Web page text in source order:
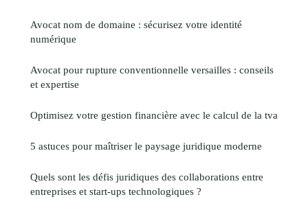
Avocat nom de domaine : sécurisez votre identité
numérique
Avocat pour rupture conventionnelle versailles : conseils
et expertise
Optimisez votre gestion financière avec le calcul de la tva
5 astuces pour maîtriser le paysage juridique moderne
Quels sont les défis juridiques des collaborations entre
entreprises et start-ups technologiques ?